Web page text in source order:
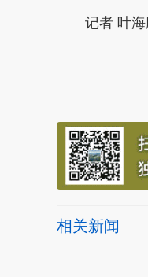
记者 叶
相关新闻